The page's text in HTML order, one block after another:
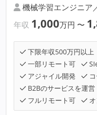
機械学習エンジニア
年収 1,000万円 〜
下限年収500万円以上
一部リモート可
アジャイル開発
B2Bのサービスを運営
フルリモート可